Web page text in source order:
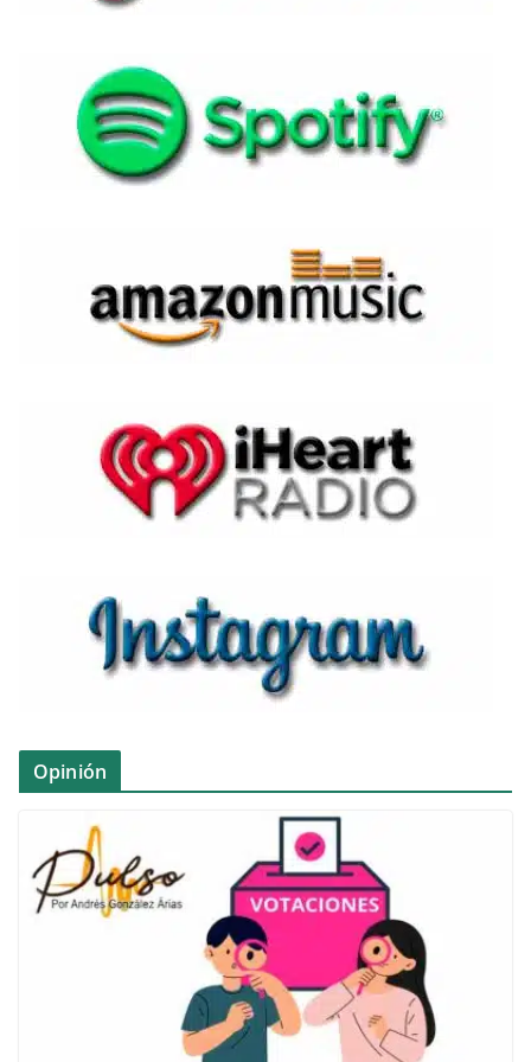
Opinión